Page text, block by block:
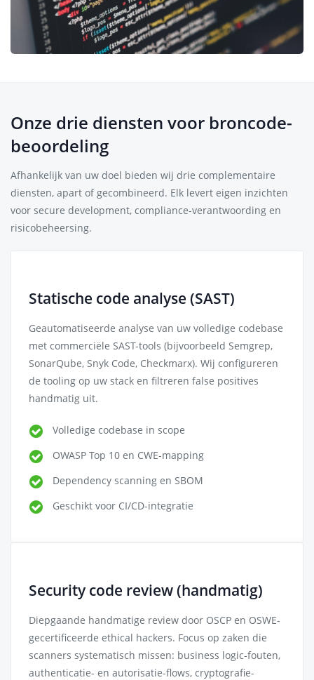
Onze drie diensten voor broncode-
beoordeling
Afhankelijk van uw doel bieden wij drie complementaire
diensten, apart of gecombineerd. Elk levert eigen inzichten
voor secure development, compliance-verantwoording en
risicobeheersing.
Statische code analyse (SAST)
Geautomatiseerde analyse van uw volledige codebase
met commerciële SAST-tools (bijvoorbeeld Semgrep,
SonarQube, Snyk Code, Checkmarx). Wij configureren
de tooling op uw stack en filtreren false positives
handmatig uit.
Volledige codebase in scope
OWASP Top 10 en CWE-mapping
Dependency scanning en SBOM
Geschikt voor CI/CD-integratie
Security code review (handmatig)
Diepgaande handmatige review door OSCP en OSWE-
gecertificeerde ethical hackers. Focus op zaken die
scanners systematisch missen: business logic-fouten,
authenticatie- en autorisatie-flows, cryptografie-